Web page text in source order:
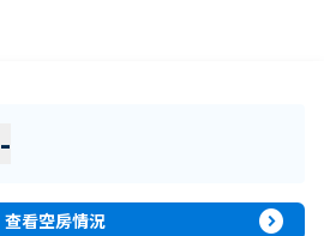
-
查看空房情況 expand_circle_right